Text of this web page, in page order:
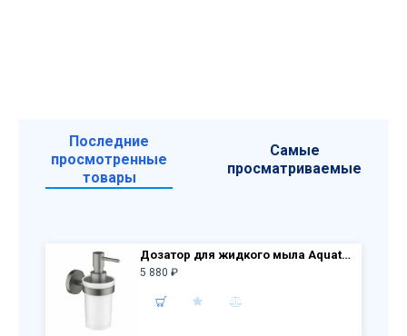
Последние
просмотренные
товары
Самые
просматриваемые
Дозатор для жидкого мыла Aquatek Европа AQ4105BGM, черный шлиф.хром
5 880 ₽